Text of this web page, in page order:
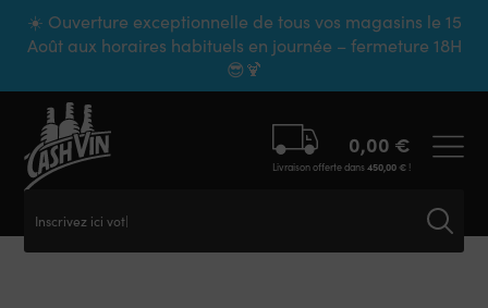
☀️ Ouverture exceptionnelle de tous vos magasins le 15
Août aux horaires habituels en journée – fermeture 18H
😎🍹
Inscrivez ici votre
0,00 €
Livraison offerte dans450,00 €!
Panneau de gestion des cookies